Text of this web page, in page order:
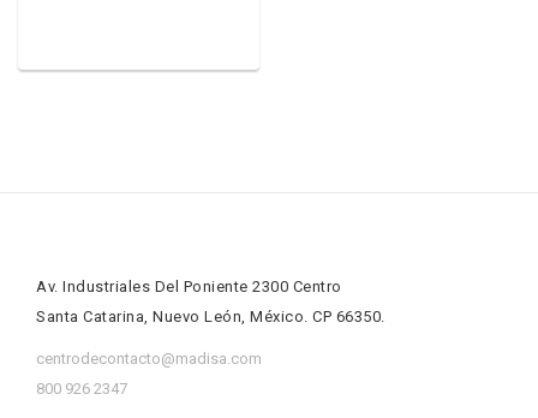
Av. Industriales Del Poniente 2300 Centro
Santa Catarina, Nuevo León, México. CP 66350.
centrodecontacto@madisa.com
800 926 2347